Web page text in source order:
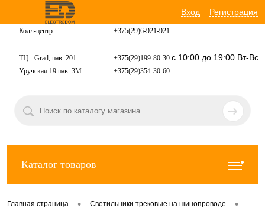
Вход Регистрация
Колл-центр +375(29)6-921-921
ТЦ - Grad, пав. 201 +375(29)199-80-30 с 10:00 до 19:00 Вт-Вс
Уручская 19 пав. 3М +375(29)354-30-60
Каталог товаров
Главная страница • Светильники трековые на шинопроводе •